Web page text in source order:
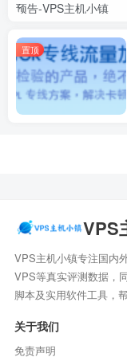
置顶
VPS
VPS主机小镇专注国内
VPS等真实评测数据，
脚本及实用软件工具，
关于我们
免责声明